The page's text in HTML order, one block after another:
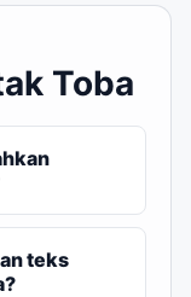
Toba
teks